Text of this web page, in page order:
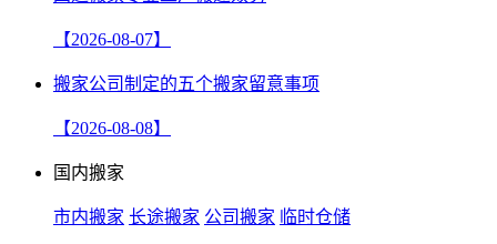
【2026-08-07】
搬家公司制定的五个搬家留意事项
【2026-08-08】
国内搬家
市内搬家 长途搬家 公司搬家 临时仓储